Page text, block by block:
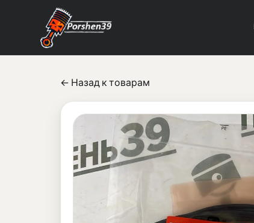
← Назад к товарам